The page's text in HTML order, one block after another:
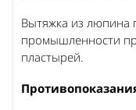
Вытяжка из люпина
промышленности
пластырей.